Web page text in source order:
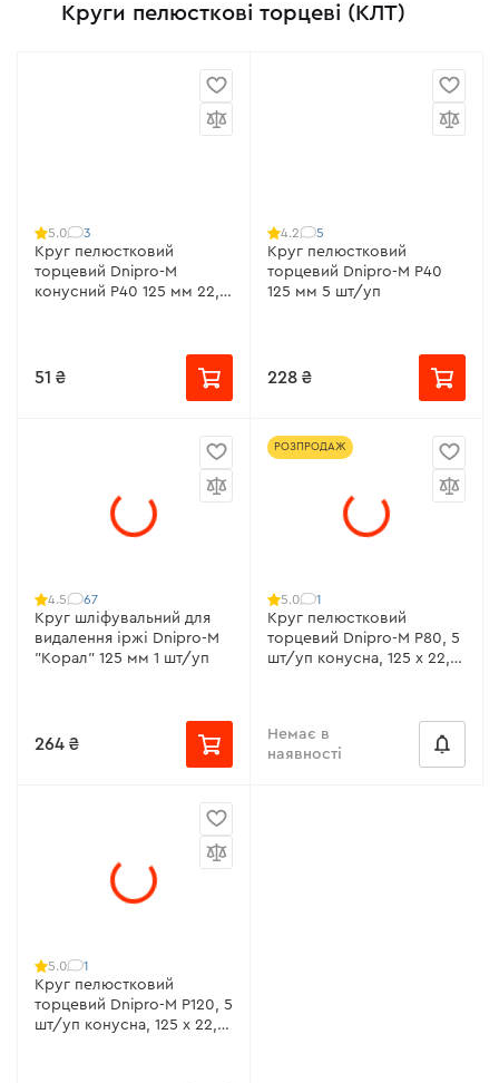
Круги пелюсткові торцеві (КЛТ)
5.0 3
Круг пелюстковий
торцевий Dnipro-M
конусний Р40 125 мм 22,2
51 ₴
4.2 5
Круг пелюстковий
торцевий Dnipro-M Р40
125 мм 5 шт/уп
228 ₴
4.5 67
Круг шліфувальний для
видалення іржі Dnipro-M
"Корал" 125 мм 1 шт/уп
264 ₴
РОЗПРОДАЖ
5.0 1
Круг пелюстковий
торцевий Dnipro-M Р80, 5
шт/уп конусна, 125 х 22,2
Немає в
наявності
5.0 1
Круг пелюстковий
торцевий Dnipro-M Р120, 5
шт/уп конусна, 125 х 22,2